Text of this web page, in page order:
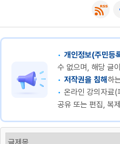
개인정보(주민등
수 없으며, 해당 글
저작권을 침해하
온라인 강의자료(
공유 또는 편집, 복